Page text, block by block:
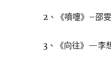
2、《噴嚏》–邵
3、《向往》—李